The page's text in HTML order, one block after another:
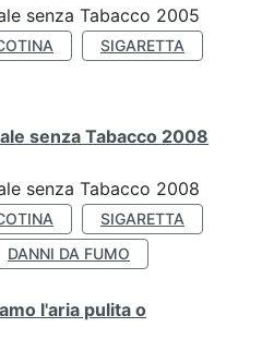
senza Tabacco 2005
SIGARETTA
senza Tabacco 2008
senza Tabacco 2008
SIGARETTA
DANNI DA FUMO
l'aria pulita o